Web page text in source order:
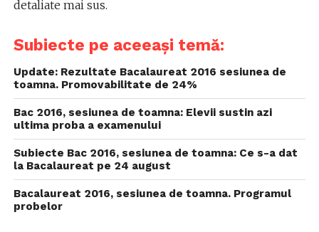
detaliate mai sus.
Subiecte pe aceeași temă:
Update: Rezultate Bacalaureat 2016 sesiunea de
toamna. Promovabilitate de 24%
Bac 2016, sesiunea de toamna: Elevii sustin azi
ultima proba a examenului
Subiecte Bac 2016, sesiunea de toamna: Ce s-a dat
la Bacalaureat pe 24 august
Bacalaureat 2016, sesiunea de toamna. Programul
probelor